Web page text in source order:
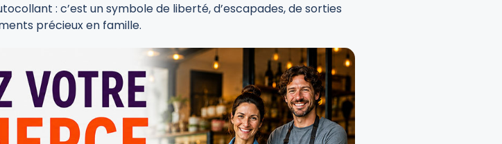
: c’est un symbole de liberté, d’escapades, de sorties
précieux en famille.